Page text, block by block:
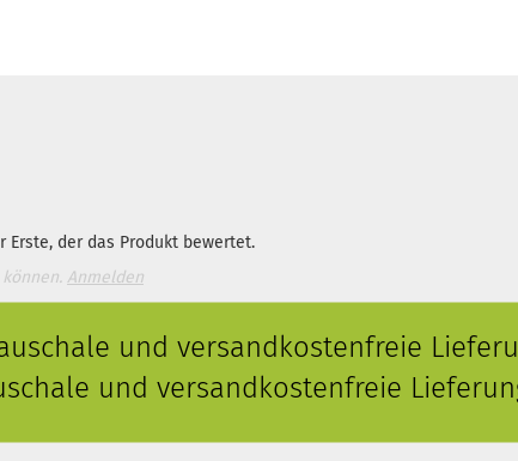
Erste, der das Produkt bewertet.
Anmelden
und versandkostenfreie
und versandkostenfreie